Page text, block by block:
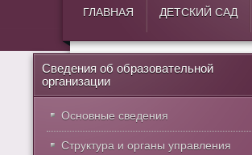
ГЛАВНАЯ ДЕТСКИЙ САД
Сведения об образовательной
организации
Основные сведения
Структура и органы управления